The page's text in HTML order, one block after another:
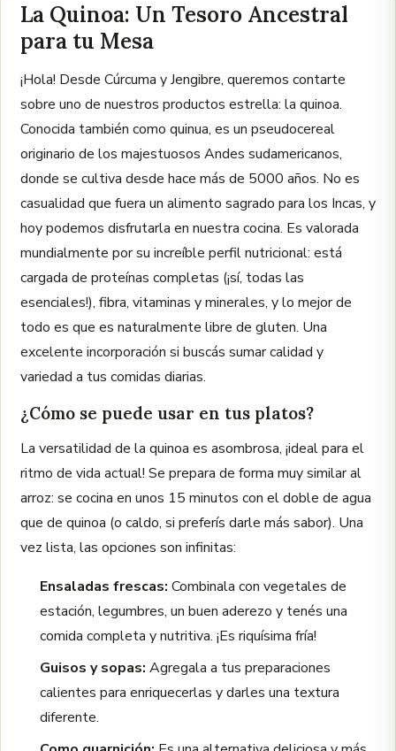
La Quinoa: Un Tesoro Ancestral
para tu Mesa
¡Hola! Desde Cúrcuma y Jengibre, queremos contarte
sobre uno de nuestros productos estrella: la quinoa.
Conocida también como quinua, es un pseudocereal
originario de los majestuosos Andes sudamericanos,
donde se cultiva desde hace más de 5000 años. No es
casualidad que fuera un alimento sagrado para los Incas, y
hoy podemos disfrutarla en nuestra cocina. Es valorada
mundialmente por su increíble perfil nutricional: está
cargada de proteínas completas (¡sí, todas las
esenciales!), fibra, vitaminas y minerales, y lo mejor de
todo es que es naturalmente libre de gluten. Una
excelente incorporación si buscás sumar calidad y
variedad a tus comidas diarias.
¿Cómo se puede usar en tus platos?
La versatilidad de la quinoa es asombrosa, ¡ideal para el
ritmo de vida actual! Se prepara de forma muy similar al
arroz: se cocina en unos 15 minutos con el doble de agua
que de quinoa (o caldo, si preferís darle más sabor). Una
vez lista, las opciones son infinitas:
Ensaladas frescas: Combinala con vegetales de
estación, legumbres, un buen aderezo y tenés una
comida completa y nutritiva. ¡Es riquísima fría!
Guisos y sopas: Agregala a tus preparaciones
calientes para enriquecerlas y darles una textura
diferente.